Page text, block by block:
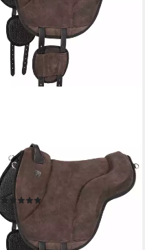
EQUINATE
Wanderreitsattel Reitpad
California
239,95 €
lieferbar - in 2-3 Werktagen bei dir